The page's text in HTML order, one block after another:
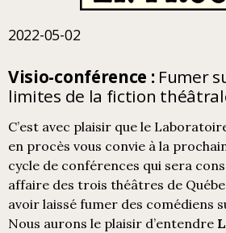
2022-05-02
Visio-conférence :Fumer
limites de la fiction
C’est avec plaisir que le
en procès vous convie à la
cycle de conférences qui sera
affaire des trois théâtres de
avoir laissé fumer des comédiens
Nous aurons le plaisir d’entendre